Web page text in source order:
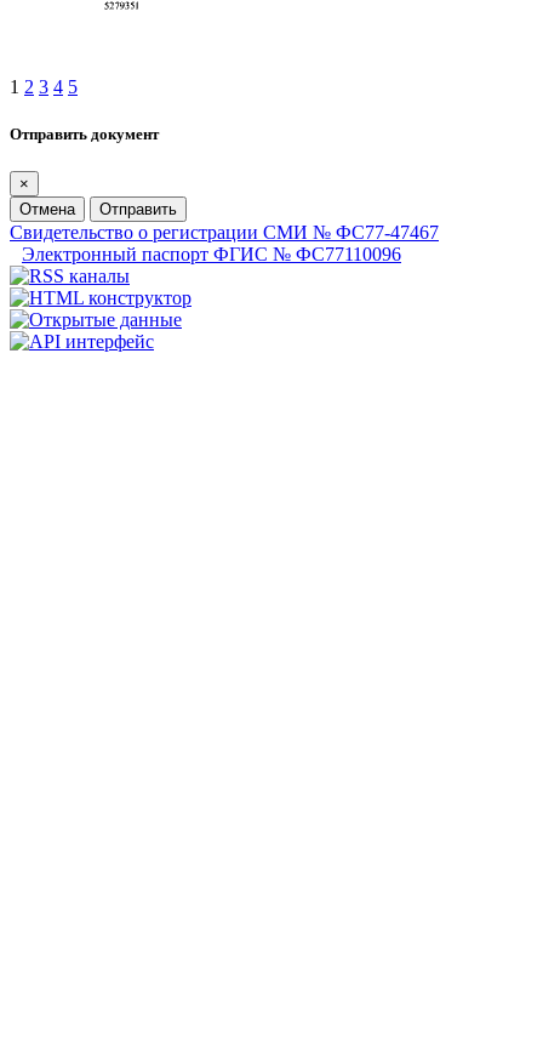
1 2 3 4 5
Отправить документ
×
Отмена
Отправить
Свидетельство о регистрации СМИ № ФС77-47467
Электронный паспорт ФГИС № ФС77110096